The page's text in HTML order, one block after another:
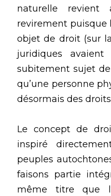
naturelle
revirement puisque
objet de droit (sur
juridiques
subitement sujet
qu’une personne
désormais des
Le concept de
inspiré
peuples
faisons partie
même titre que